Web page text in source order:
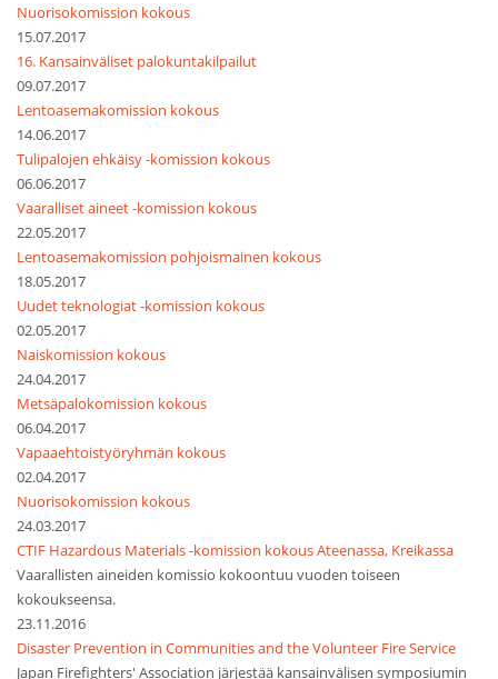
Nuorisokomission kokous
15.07.2017
16. Kansainväliset palokuntakilpailut
09.07.2017
Lentoasemakomission kokous
14.06.2017
Tulipalojen ehkäisy -komission kokous
06.06.2017
Vaaralliset aineet -komission kokous
22.05.2017
Lentoasemakomission pohjoismainen kokous
18.05.2017
Uudet teknologiat -komission kokous
02.05.2017
Naiskomission kokous
24.04.2017
Metsäpalokomission kokous
06.04.2017
Vapaaehtoistyöryhmän kokous
02.04.2017
Nuorisokomission kokous
24.03.2017
CTIF Hazardous Materials -komission kokous Ateenassa, Kreikassa
Vaarallisten aineiden komissio kokoontuu vuoden toiseen
kokoukseensa.
23.11.2016
Disaster Prevention in Communities and the Volunteer Fire Service
Japan Firefighters' Association järjestää kansainvälisen symposiumin